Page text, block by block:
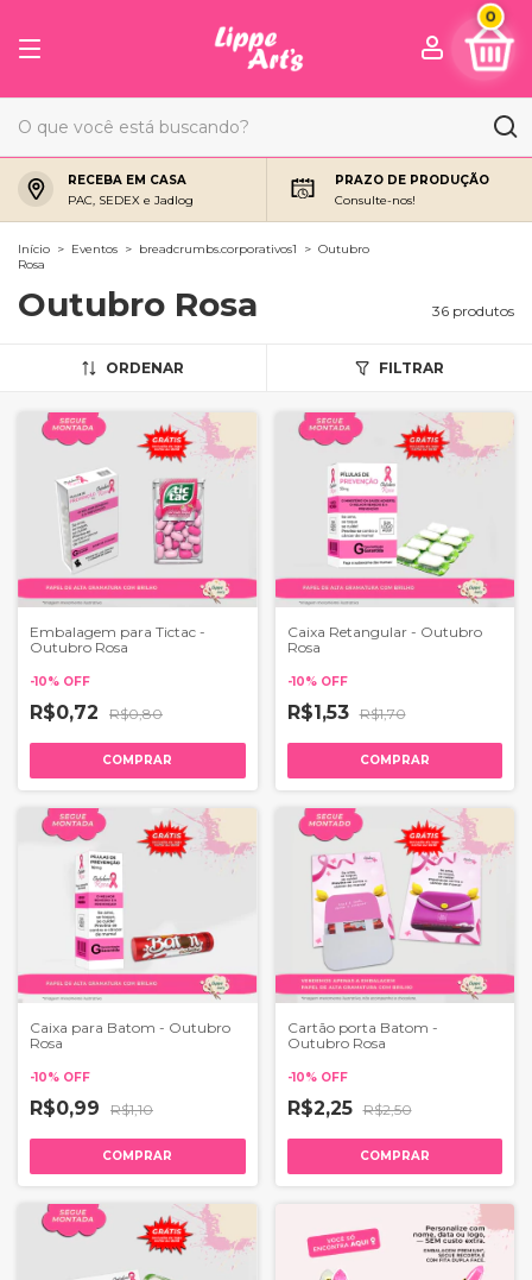
0
RECEBA EM CASA
PAC, SEDEX e Jadlog
PRAZO DE PRODUÇÃO
Consulte-nos!
Início > Eventos > breadcrumbs.corporativos1 > Outubro
Rosa
Outubro Rosa 36 produtos
ORDENAR FILTRAR
Embalagem para Tictac -
Outubro Rosa
-10% OFF
R$0,72 R$0,80
COMPRAR
Caixa Retangular - Outubro
Rosa
-10% OFF
R$1,53 R$1,70
COMPRAR
Caixa para Batom - Outubro
Rosa
-10% OFF
R$0,99 R$1,10
COMPRAR
Cartão porta Batom -
Outubro Rosa
-10% OFF
R$2,25 R$2,50
COMPRAR